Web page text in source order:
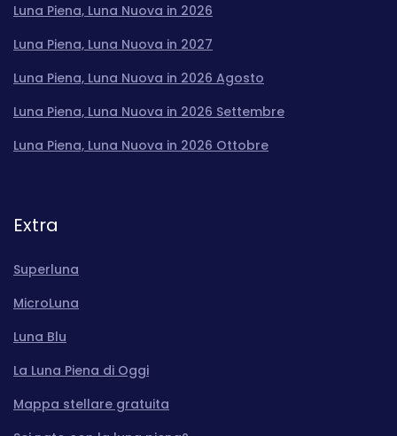
Luna Piena, Luna Nuova in 2026
Luna Piena, Luna Nuova in 2027
Luna Piena, Luna Nuova in 2026 Agosto
Luna Piena, Luna Nuova in 2026 Settembre
Luna Piena, Luna Nuova in 2026 Ottobre
Extra
Superluna
MicroLuna
Luna Blu
La Luna Piena di Oggi
Mappa stellare gratuita